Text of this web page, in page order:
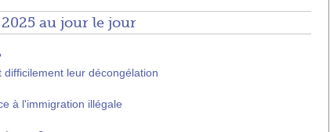
au jour le jour
leur décongélation
à l'immigration illégale